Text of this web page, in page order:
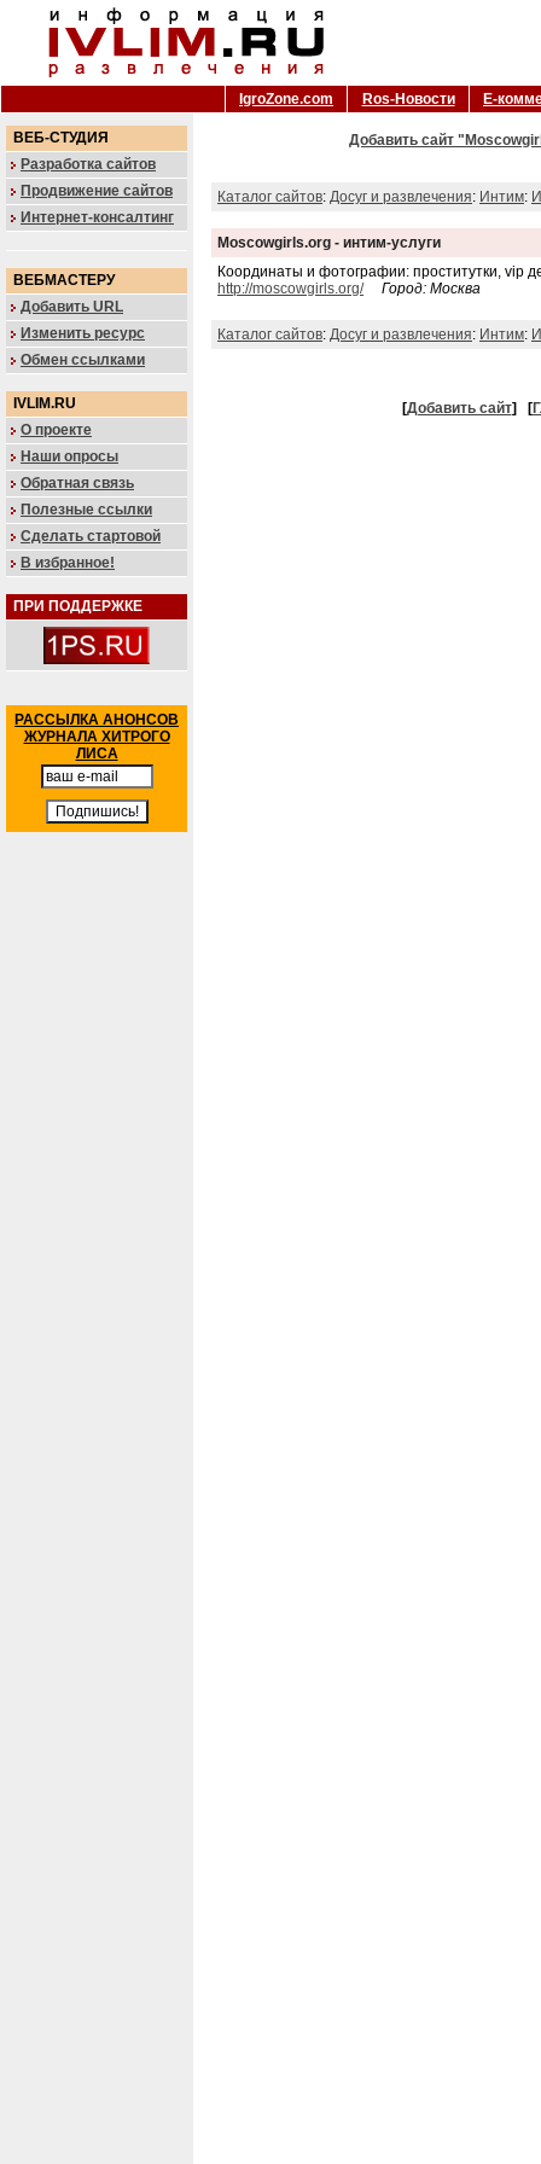
IgroZone.com Ros-Новости Е-
ВЕБ-СТУДИЯ
Разработка сайтов
Продвижение сайтов
Интернет-консалтинг
ВЕБМАСТЕРУ
Добавить URL
Изменить ресурс
Обмен ссылками
IVLIM.RU
О проекте
Наши опросы
Обратная связь
Полезные ссылки
Сделать стартовой
В избранное!
ПРИ ПОДДЕРЖКЕ
РАССЫЛКА АНОНСОВ
ЖУРНАЛА ХИТРОГО
ЛИСА
Добавить сайт
Каталог сайтов: Досуг и развлечения: Интим:
Moscowgirls.org - интим-услуги
Координаты и фотографии: проститутки, vip
http://moscowgirls.org/
Город: Москва
Каталог сайтов: Досуг и развлечения: Интим:
[Добавить сайт] [